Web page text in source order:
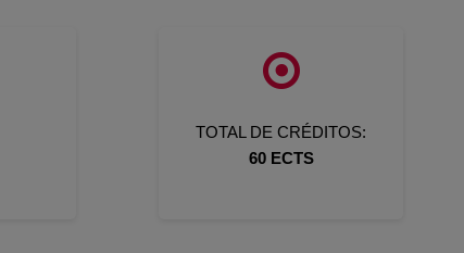
TOTAL DE CRÉDITOS:
60 ECTS